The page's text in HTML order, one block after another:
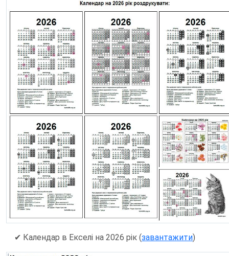
✔ Календар в Екселі на 2026 рік (завантажити)